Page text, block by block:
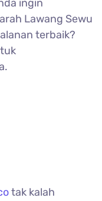
ingin
Lawang Sewu
terbaik?
tak kalah